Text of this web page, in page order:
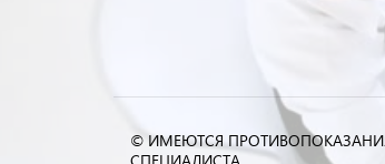
© ИМЕЮТСЯ